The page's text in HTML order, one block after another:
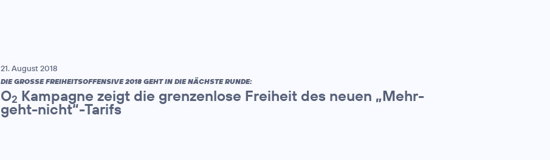
21. August 2018
DIE GROSSE FREIHEITSOFFENSIVE 2018 GEHT IN DIE NÄCHSTE RUNDE:
O2 Kampagne zeigt die grenzenlose Freiheit des neuen „Mehr-
geht-nicht“-Tarifs